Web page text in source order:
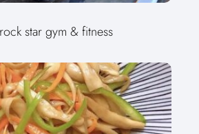
star gym & fitness